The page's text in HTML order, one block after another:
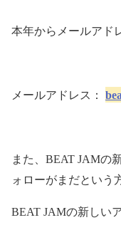
本年からメールアド
メールアドレス：
また、 BEAT JAMの
ォローがまだという
BEAT JAMの新しい